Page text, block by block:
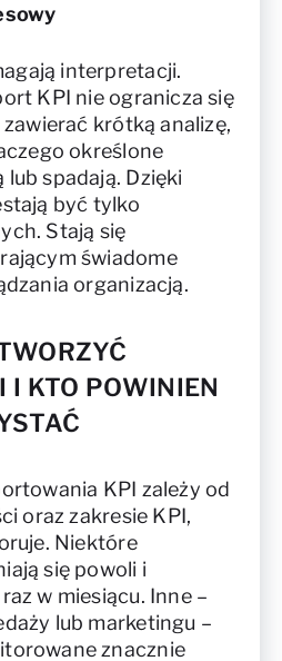
interpretacji.
KPI nie ogranicza się
krótką analizę,
określone
spadają. Dzięki
być tylko
Stają się
świadome
organizacją.
I KTO POWINIEN
KPI zależy od
oraz zakresie KPI,
Niektóre
się powoli i
w miesiącu. Inne –
lub marketingu –
znacznie